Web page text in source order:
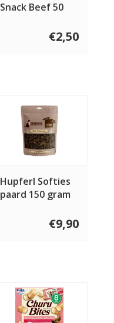
Snack Beef 50
€2,50
Hupferl Softies
paard 150 gram
€9,90